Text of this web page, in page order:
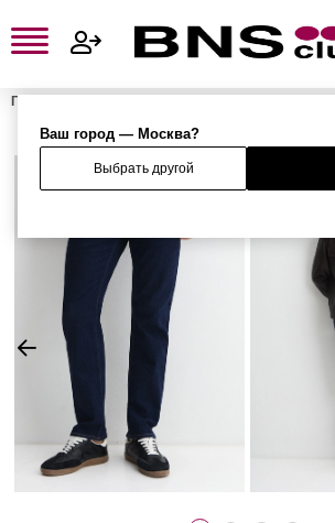
Ваш город — Москва?
Выбрать другой
Главная